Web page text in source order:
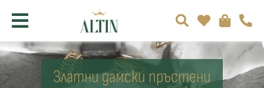
Златни дамски пръстени